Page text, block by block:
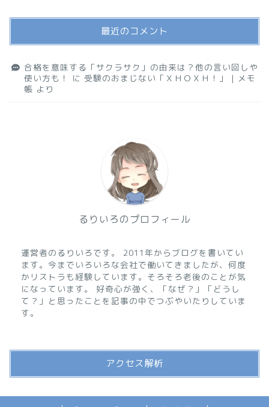
最近のコメント
合格を意味する「サクラサク」の由来は？他の言い回しや
使い方も！
に 受験のおまじない「ＸＨＯＸＨ！」 | メモ
帳 より
るりいろのプロフィール
運営者のるりいろです。 2011年からブログを書いてい
ます。今までいろいろな会社で働いてきましたが、何度
かリストラも経験しています。そろそろ老後のことが気
になっています。 好奇心が強く、「なぜ？」「どうし
て？」と思ったことを記事の中でつぶやいたりしていま
す。
アクセス解析